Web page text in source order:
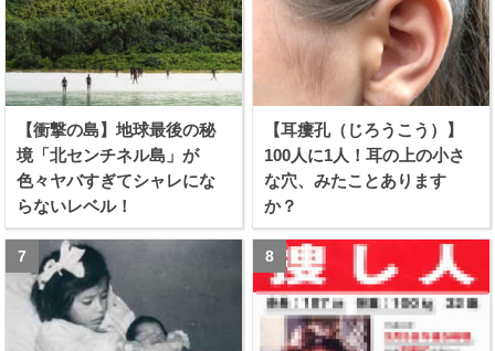
【衝撃の島】地球最後の秘
境「北センチネル島」が
色々ヤバすぎてシャレにな
らないレベル！
【耳瘻孔（じろうこう）】
100人に1人！耳の上の小さ
な穴、みたことあります
か？